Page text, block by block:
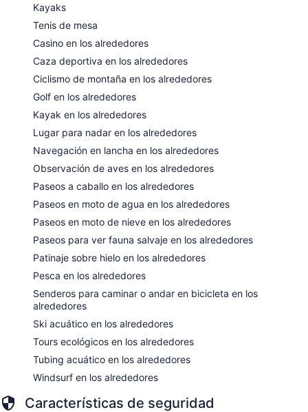
Kayaks
Tenis de mesa
Casino en los alrededores
Caza deportiva en los alrededores
Ciclismo de montaña en los alrededores
Golf en los alrededores
Kayak en los alrededores
Lugar para nadar en los alrededores
Navegación en lancha en los alrededores
Observación de aves en los alrededores
Paseos a caballo en los alrededores
Paseos en moto de agua en los alrededores
Paseos en moto de nieve en los alrededores
Paseos para ver fauna salvaje en los alrededores
Patinaje sobre hielo en los alrededores
Pesca en los alrededores
Senderos para caminar o andar en bicicleta en los
alrededores
Ski acuático en los alrededores
Tours ecológicos en los alrededores
Tubing acuático en los alrededores
Windsurf en los alrededores
Características de seguridad